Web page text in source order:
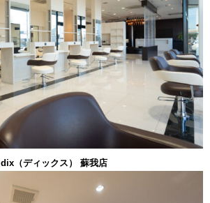
dix（ディックス） 蘇我店